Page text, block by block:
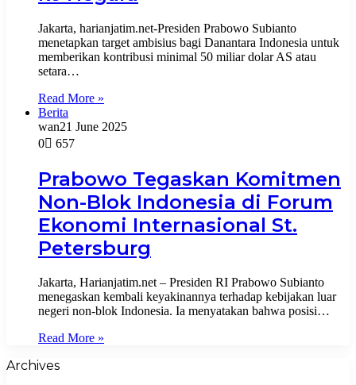
Jakarta, harianjatim.net-Presiden Prabowo Subianto
menetapkan target ambisius bagi Danantara Indonesia untuk
memberikan kontribusi minimal 50 miliar dolar AS atau
setara…
Read More »
Berita
wan21 June 2025
0
657
Prabowo Tegaskan Komitmen
Non-Blok Indonesia di Forum
Ekonomi Internasional St.
Petersburg
Jakarta, Harianjatim.net – Presiden RI Prabowo Subianto
menegaskan kembali keyakinannya terhadap kebijakan luar
negeri non-blok Indonesia. Ia menyatakan bahwa posisi…
Read More »
Archives